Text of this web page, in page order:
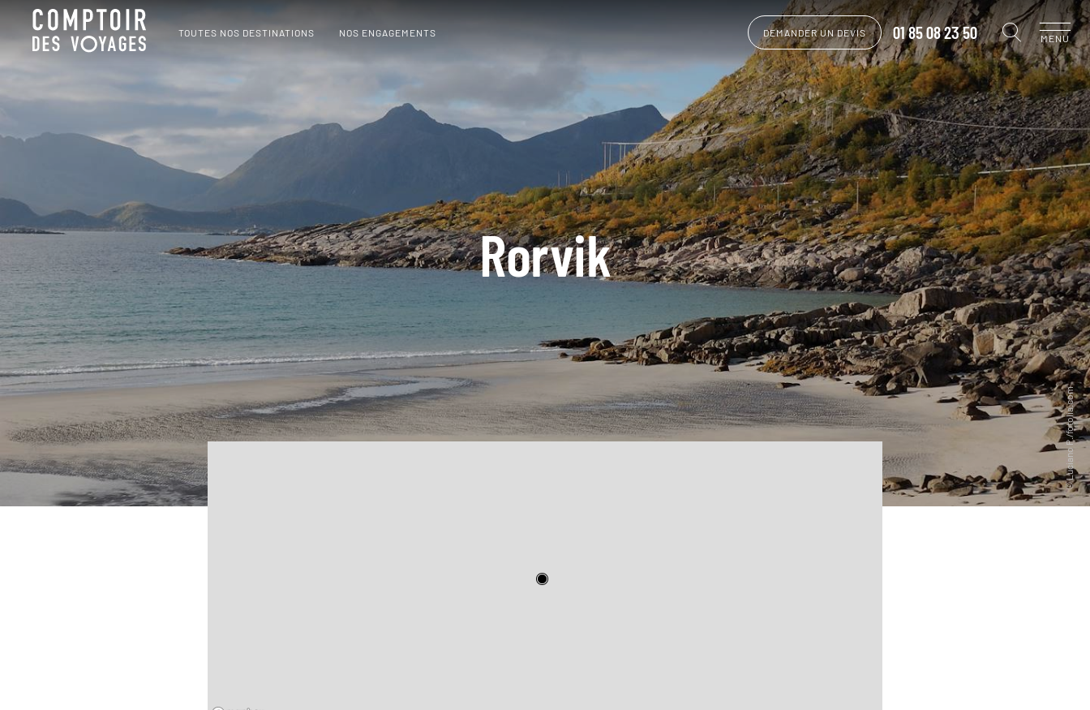
TOUTES NOS DESTINATIONS NOS ENGAGEMENTS DEMANDER UN DEVIS 01 85 08 23 50 MENU
Rorvik